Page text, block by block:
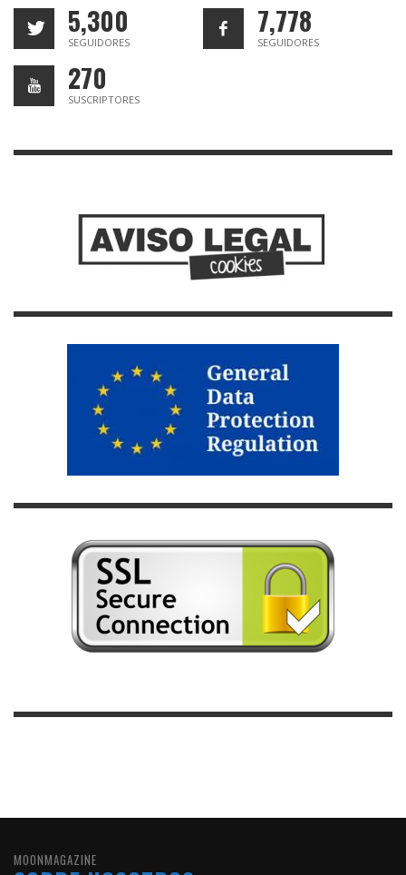
5,300
SEGUIDORES
7,778
SEGUIDORES
270
SUSCRIPTORES
MOONMAGAZINE